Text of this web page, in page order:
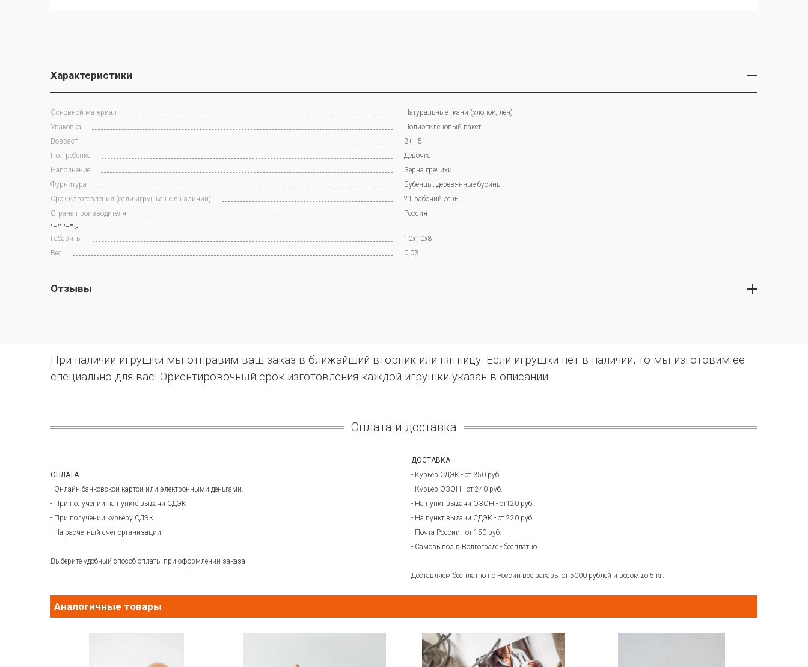
Характеристики
Основной материал
Натуральные ткани (хлопок, лён)
Упаковка
Полиэтиленовый пакет
Возраст
3+ , 5+
Пол ребенка
Девочка
Наполнение
Зерна гречихи
Фурнитура
Бубенцы, деревянные бусины
Срок изготовления (если игрушка не в наличии)
21 рабочий день
Страна производителя
Россия
"="" "="">
Габариты
10x10x8
Вес
0,03
Отзывы
При наличии игрушки мы отправим ваш заказ в ближайший вторник или пятницу. Если игрушки нет в наличии, то мы изготовим ее
специально для вас! Ориентировочный срок изготовления каждой игрушки указан в описании.
Оплата и доставка
ОПЛАТА
- Онлайн банковской картой или электронными деньгами.
- При получении на пункте выдачи СДЭК
- При получении курьеру СДЭК
- На расчетный счет организации.
Выберите удобный способ оплаты при оформлении заказа.
ДОСТАВКА
- Курьер СДЭК - от 350 руб.
- Курьер ОЗОН - от 240 руб.
- На пункт выдачи ОЗОН - от120 руб.
- На пункт выдачи СДЭК - от 220 руб.
- Почта России - от 150 руб.
- Самовывоз в Волгограде - бесплатно.
Доставляем бесплатно по России все заказы от 5000 рублей и весом до 5 кг.
Аналогичные товары